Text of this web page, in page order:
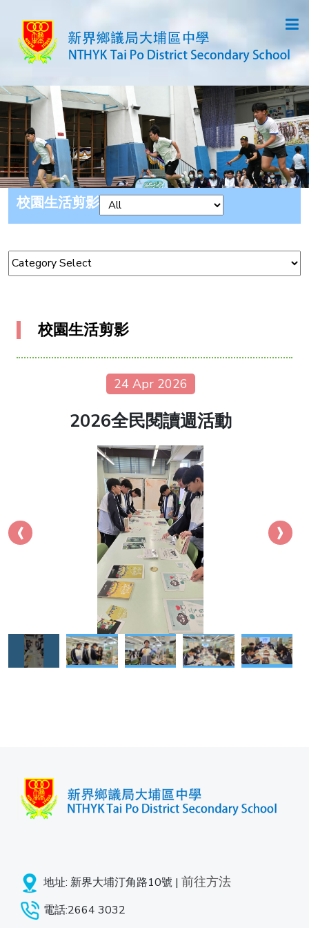
校園生活剪影
校園生活剪影
24 Apr 2026
2026全民閱讀週活動
‹ ›
地址: 新界大埔汀角路10號 | 前往方法
電話:2664 3032